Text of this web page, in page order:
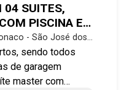
04 SUITES,
PISCINA E
- São José dos
sendo todos